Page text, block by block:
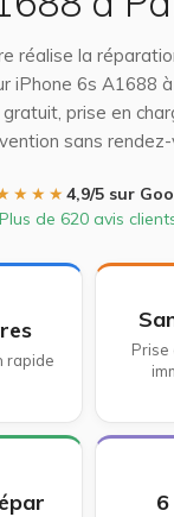
réalise la
iPhone 6s A1688
prise en
sans rendez-
4,9/5 sur
Plus de 620 avis
rapide
Prise